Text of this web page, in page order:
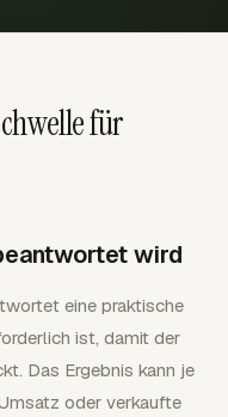
für
wird
eine praktische
ist, damit der
Das Ergebnis kann je
oder verkaufte